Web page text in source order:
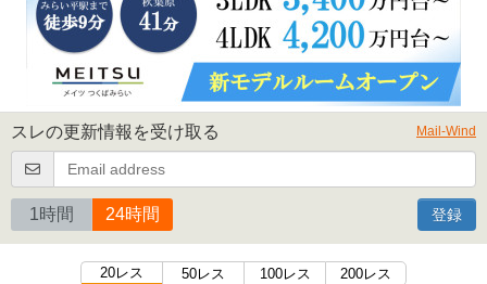
スレの更新情報を受け取る Mail-Wind
1時間 24時間 登録
20レス 50レス 100レス 200レス